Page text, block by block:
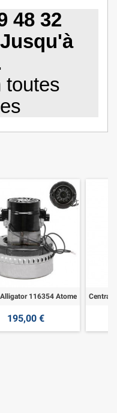
48 32
Jusqu'à
toutes
116354 Atome
195,00 €